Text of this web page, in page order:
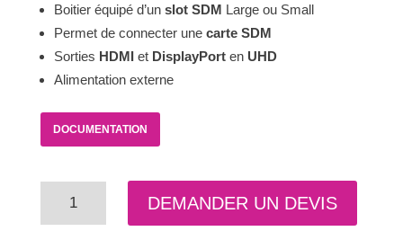
Boitier équipé d’un slot SDM Large ou Small
Permet de connecter une carte SDM
Sorties HDMIet DisplayPorten UHD
Alimentation externe
DOCUMENTATION
DEMANDER UN DEVIS